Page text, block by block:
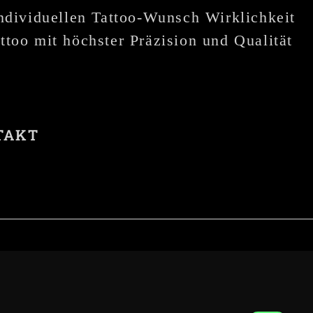
Tattoo-Wunsch Wirklichkeit
mit höchster Präzision und Qualität